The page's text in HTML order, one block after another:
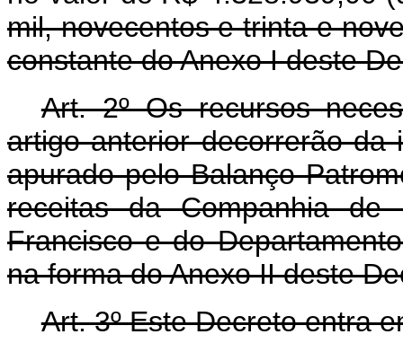
mil, novecentos e trinta e
constante do Anexo I deste
Art. 2º Os recursos
artigo anterior decorrerão
apurado pelo Balanço
receitas da Companhia de
Francisco e do
na forma do Anexo II deste
Art. 3º Este Decreto entra